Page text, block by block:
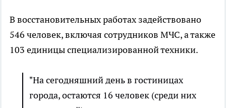
В восстановительных работах задействовано
546 человек, включая сотрудников МЧС, а также
103 единицы специализированной техники.
"На сегодняшний день в гостиницах
города, остаются 16 человек (среди них